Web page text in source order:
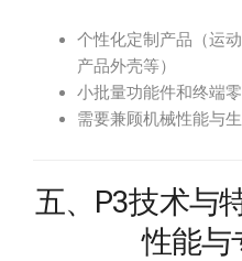
个性化定制产品（运
产品外壳等）
小批量功能件和终端
需要兼顾机械性能与
五、P3技术与
性能与